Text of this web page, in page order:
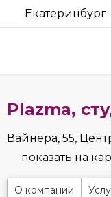
Екатеринбург
Plazma,
Вайнера, 55,
показать на
О компании